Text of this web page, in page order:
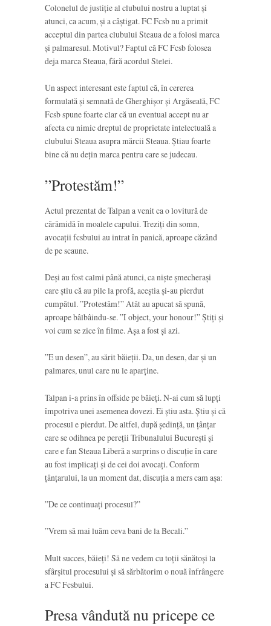
Colonelul de justiție al clubului nostru a luptat și
atunci, ca acum, și a câștigat. FC Fcsb nu a primit
acceptul din partea clubului Steaua de a folosi marca
și palmaresul. Motivul? Faptul că FC Fcsb folosea
deja marca Steaua, fără acordul Stelei.
Un aspect interesant este faptul că, în cererea
formulată și semnată de Gherghișor și Argăseală, FC
Fcsb spune foarte clar că un eventual accept nu ar
afecta cu nimic dreptul de proprietate intelectuală a
clubului Steaua asupra mărcii Steaua. Știau foarte
bine că nu dețin marca pentru care se judecau.
”Protestăm!”
Actul prezentat de Talpan a venit ca o lovitură de
cărămidă în moalele capului. Treziți din somn,
avocații fcsbului au intrat în panică, aproape căzând
de pe scaune.
Deși au fost calmi până atunci, ca niște șmecherași
care știu că au pile la profă, aceștia și-au pierdut
cumpătul. ”Protestăm!” Atât au apucat să spună,
aproape bâlbâindu-se. ”I object, your honour!” Știți și
voi cum se zice în filme. Așa a fost și azi.
”E un desen”, au sărit băieții. Da, un desen, dar și un
palmares, unul care nu le aparține.
Talpan i-a prins în offside pe băieți. N-ai cum să lupți
împotriva unei asemenea dovezi. Ei știu asta. Știu și că
procesul e pierdut. De altfel, după ședință, un țânțar
care se odihnea pe pereții Tribunalului București și
care e fan Steaua Liberă a surprins o discuție în care
au fost implicați și de cei doi avocați. Conform
țânțarului, la un moment dat, discuția a mers cam așa:
”De ce continuați procesul?”
”Vrem să mai luăm ceva bani de la Becali.”
Mult succes, băieți! Să ne vedem cu toții sănătoși la
sfârșitul procesului și să sărbătorim o nouă înfrângere
a FC Fcsbului.
Presa vândută nu pricepe ce